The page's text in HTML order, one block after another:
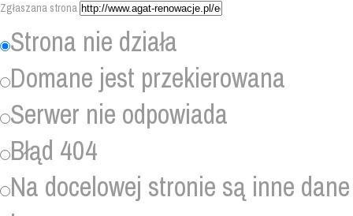
Zgłaszana strona
Strona nie działa
Domane jest przekierowana
Serwer nie odpowiada
Błąd 404
Na docelowej stronie są inne dane